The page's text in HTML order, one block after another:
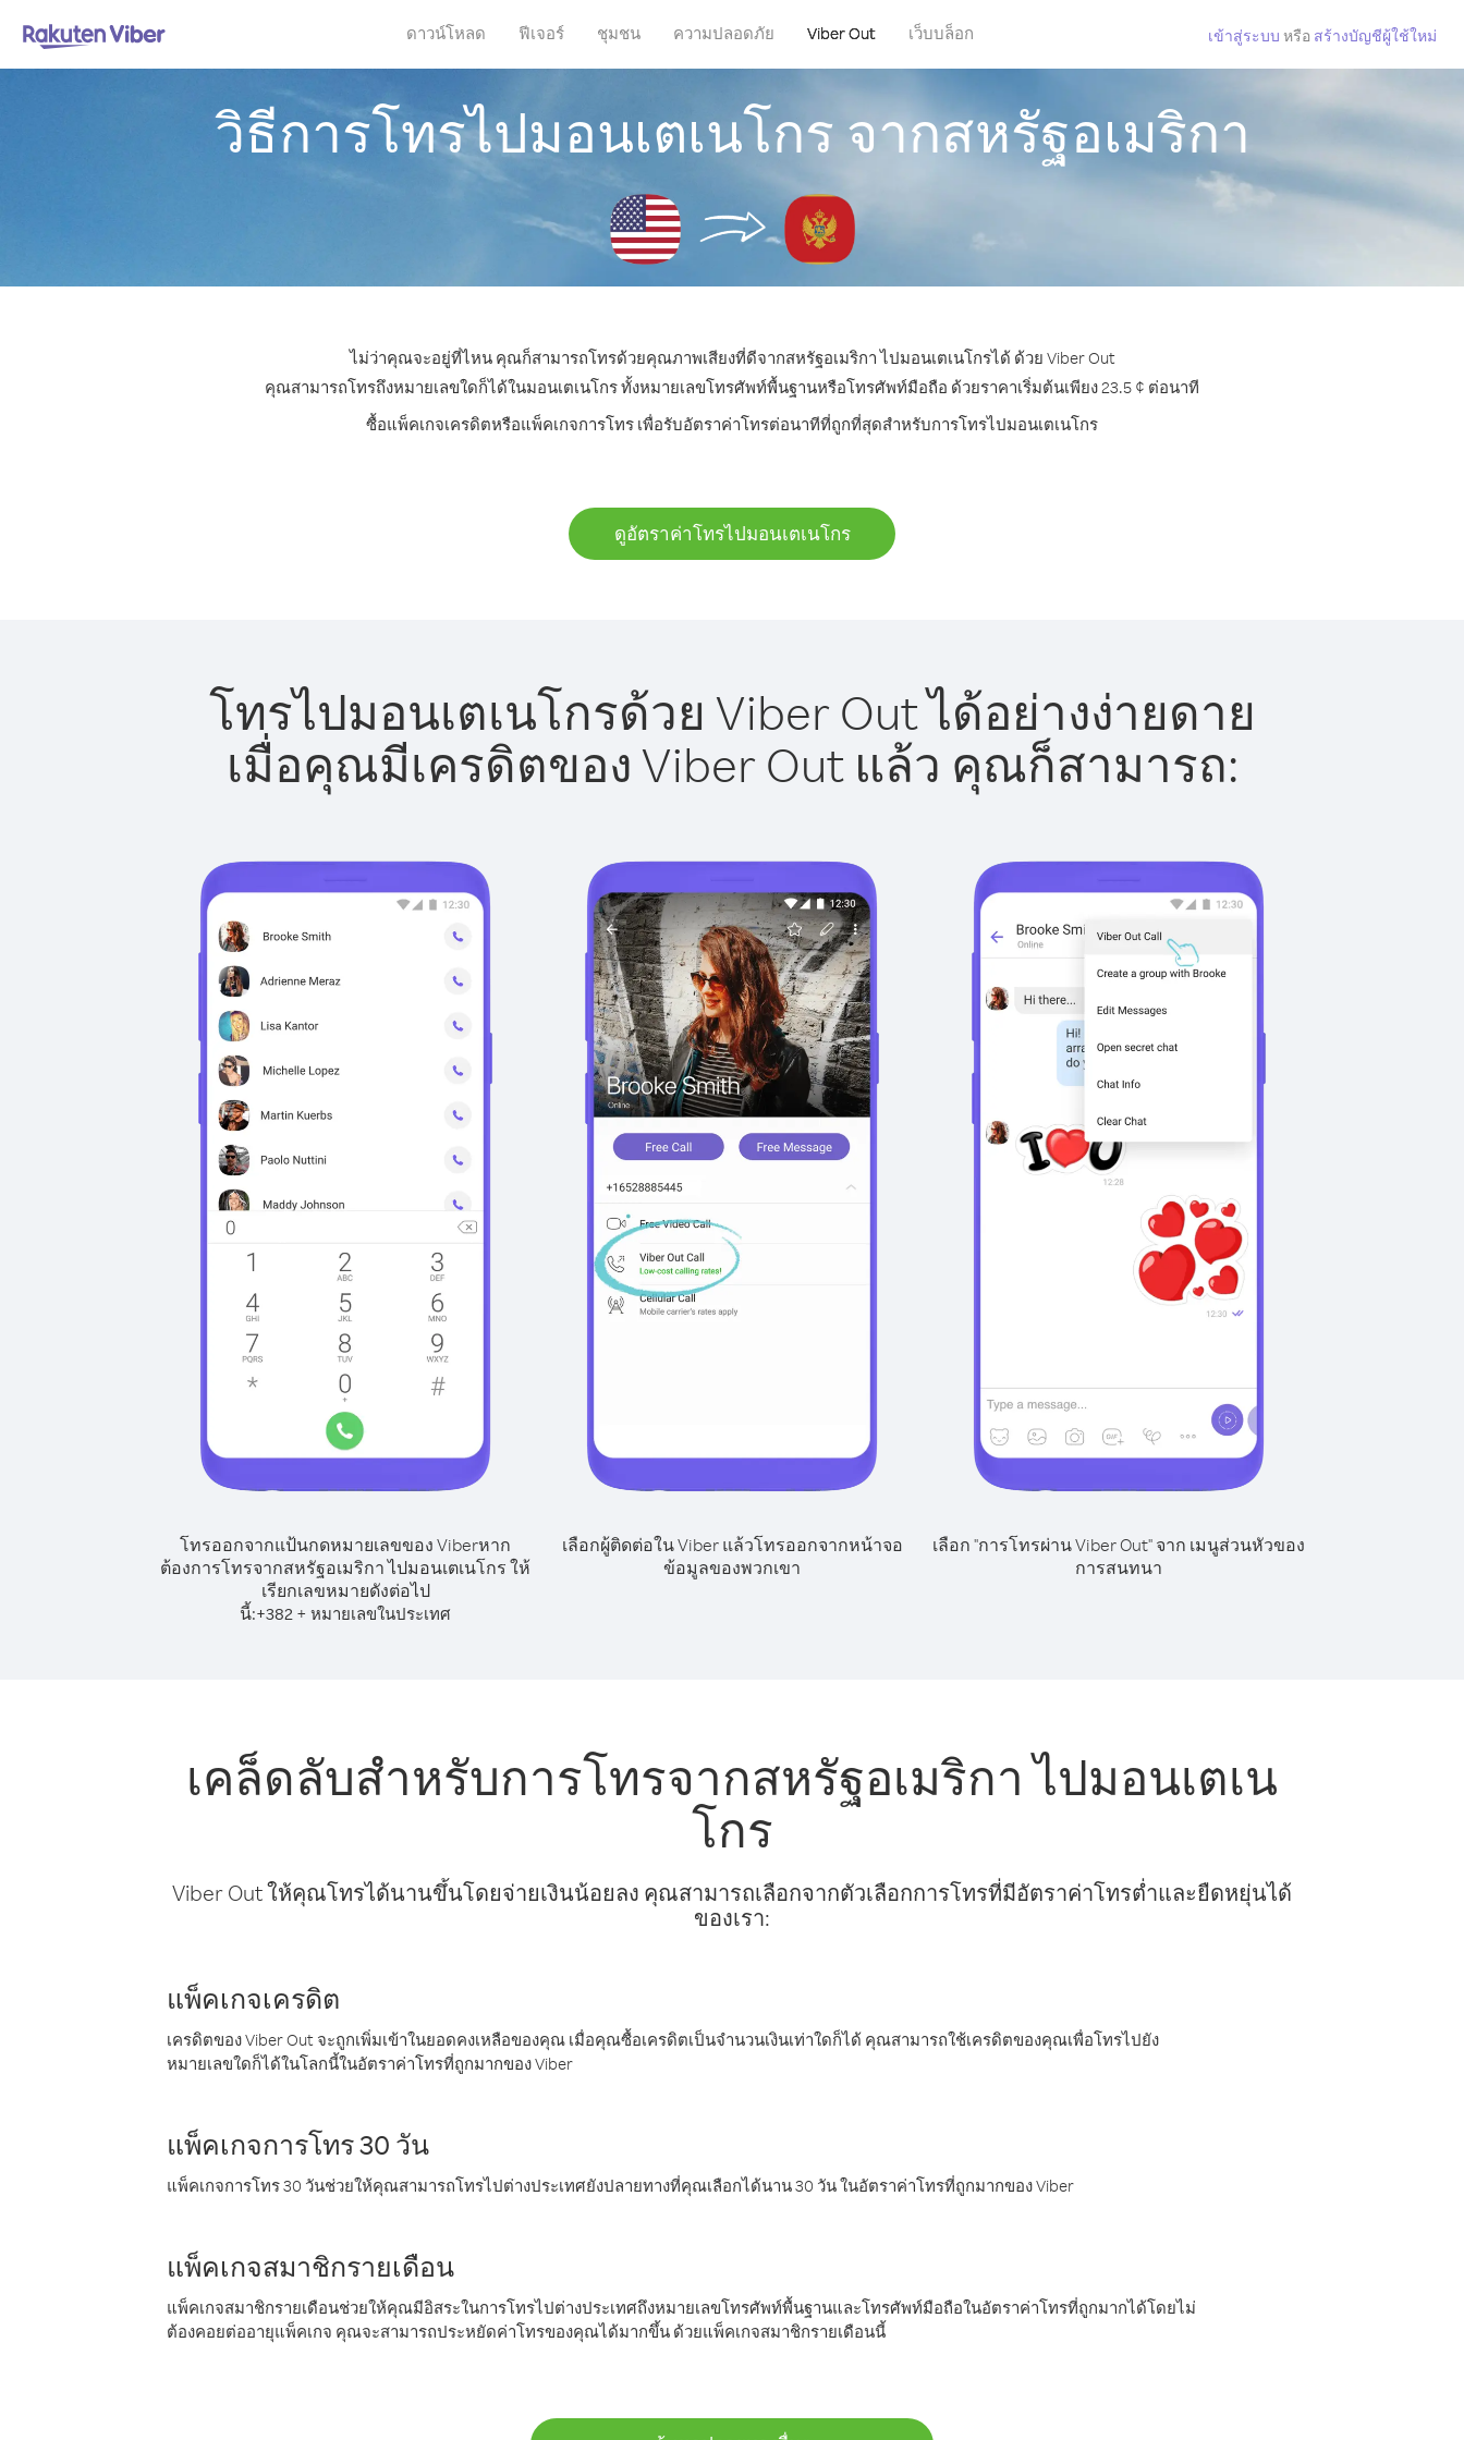
ดาวน์โหลด ฟีเจอร์ ชุมชน ความปลอดภัย Viber Out เว็บบล็อก เข้าสู่ระบบ หรือ สร้างบัญชีผู้ใช้ใหม่
วิธีการโทรไปมอนเตเนโกร จากสหรัฐอเมริกา
ไม่ว่าคุณจะอยู่ที่ไหน คุณก็สามารถโทรด้วยคุณภาพเสียงที่ดีจากสหรัฐอเมริกา ไปมอนเตเนโกรได้ ด้วย Viber Out
คุณสามารถโทรถึงหมายเลขใดก็ได้ในมอนเตเนโกร ทั้งหมายเลขโทรศัพท์พื้นฐานหรือโทรศัพท์มือถือ ด้วยราคาเริ่มต้นเพียง 23.5 ¢ ต่อนาที
ซื้อแพ็คเกจเครดิตหรือแพ็คเกจการโทร เพื่อรับอัตราค่าโทรต่อนาทีที่ถูกที่สุดสำหรับการโทรไปมอนเตเนโกร
ดูอัตราค่าโทรไปมอนเตเนโกร
โทรไปมอนเตเนโกรด้วย Viber Out ได้อย่างง่ายดาย
เมื่อคุณมีเครดิตของ Viber Out แล้ว คุณก็สามารถ:
โทรออกจากแป้นกดหมายเลขของ Viberหาก
ต้องการโทรจากสหรัฐอเมริกา ไปมอนเตเนโกร ให้
เรียกเลขหมายดังต่อไป
นี้:+382 + หมายเลขในประเทศ
เลือกผู้ติดต่อใน Viber แล้วโทรออกจากหน้าจอ
ข้อมูลของพวกเขา
เลือก "การโทรผ่าน Viber Out" จาก เมนูส่วนหัวของ
การสนทนา
เคล็ดลับสำหรับการโทรจากสหรัฐอเมริกา ไปมอนเตเน
โกร
Viber Out ให้คุณโทรได้นานขึ้นโดยจ่ายเงินน้อยลง คุณสามารถเลือกจากตัวเลือกการโทรที่มีอัตราค่าโทรต่ำและยืดหยุ่นได้
ของเรา:
แพ็คเกจเครดิต
เครดิตของ Viber Out จะถูกเพิ่มเข้าในยอดคงเหลือของคุณ เมื่อคุณซื้อเครดิตเป็นจำนวนเงินเท่าใดก็ได้ คุณสามารถใช้เครดิตของคุณเพื่อโทรไปยัง
หมายเลขใดก็ได้ในโลกนี้ในอัตราค่าโทรที่ถูกมากของ Viber
แพ็คเกจการโทร 30 วัน
แพ็คเกจการโทร 30 วันช่วยให้คุณสามารถโทรไปต่างประเทศยังปลายทางที่คุณเลือกได้นาน 30 วัน ในอัตราค่าโทรที่ถูกมากของ Viber
แพ็คเกจสมาชิกรายเดือน
แพ็คเกจสมาชิกรายเดือนช่วยให้คุณมีอิสระในการโทรไปต่างประเทศถึงหมายเลขโทรศัพท์พื้นฐานและโทรศัพท์มือถือในอัตราค่าโทรที่ถูกมากได้โดยไม่
ต้องคอยต่ออายุแพ็คเกจ คุณจะสามารถประหยัดค่าโทรของคุณได้มากขึ้น ด้วยแพ็คเกจสมาชิกรายเดือนนี้